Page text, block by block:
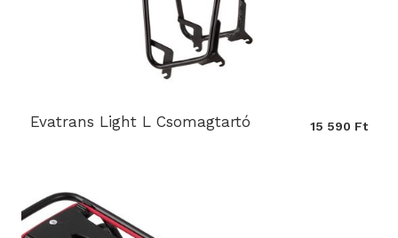
Evatrans Light L Csomagtartó 15 590 Ft